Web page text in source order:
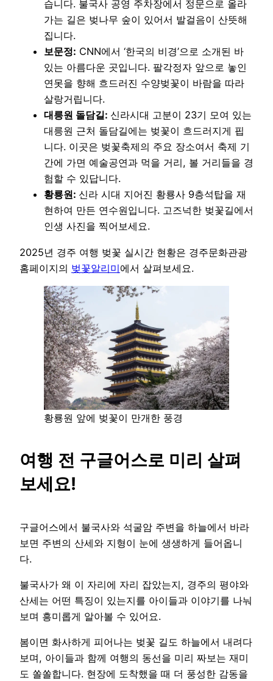
습니다. 불국사 공영 주차장에서 정문으로 올라
가는 길은 벚나무 숲이 있어서 발걸음이 산뜻해
집니다.
보문정: CNN에서 ‘한국의 비경’으로 소개된 바
있는 아름다운 곳입니다. 팔각정자 앞으로 놓인
연못을 향해 흐드러진 수양벚꽃이 바람을 따라
살랑거립니다.
대릉원 돌담길: 신라시대 고분이 23기 모여 있는
대릉원 근처 돌담길에는 벚꽃이 흐드러지게 핍
니다. 이곳은 벚꽃축제의 주요 장소여서 축제 기
간에 가면 예술공연과 먹을 거리, 볼 거리들을 경
험할 수 있답니다.
황룡원: 신라 시대 지어진 황룡사 9층석탑을 재
현하여 만든 연수원입니다. 고즈넉한 벚꽃길에서
인생 사진을 찍어보세요.
2025년 경주 여행 벚꽃 실시간 현황은 경주문화관광
홈페이지의 벚꽃알리미에서 살펴보세요.
황룡원 앞에 벚꽃이 만개한 풍경
여행 전 구글어스로 미리 살펴
보세요!
구글어스에서 불국사와 석굴암 주변을 하늘에서 바라
보면 주변의 산세와 지형이 눈에 생생하게 들어옵니
다.
불국사가 왜 이 자리에 자리 잡았는지, 경주의 평야와
산세는 어떤 특징이 있는지를 아이들과 이야기를 나눠
보며 흥미롭게 알아볼 수 있어요.
봄이면 화사하게 피어나는 벚꽃 길도 하늘에서 내려다
보며, 아이들과 함께 여행의 동선을 미리 짜보는 재미
도 쏠쏠합니다. 현장에 도착했을 때 더 풍성한 감동을